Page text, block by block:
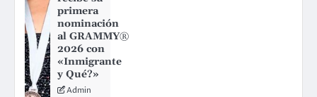
primera
nominación
al GRAMMY®
2026 con
«Inmigrante
y Qué?»
Admin